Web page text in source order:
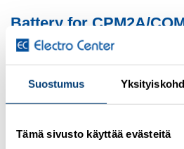
Suostumus
Tämä sivusto käyttää evästeitä
Battery for CPM2A/
PLCs
verkkokauppaa